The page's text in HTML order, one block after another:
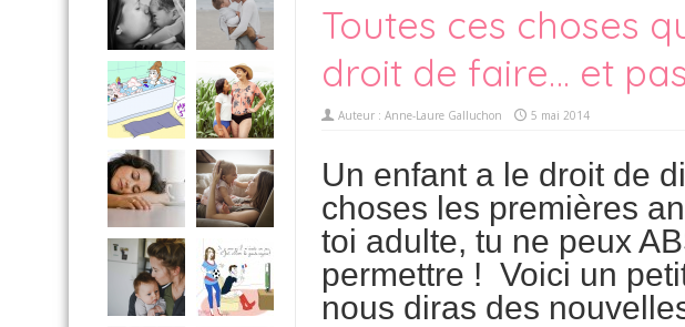
Toutes ces choses
droit de faire… et
Auteur : Anne-Laure Galluchon 5 mai 2014
Un enfant a le droit de
choses les premières
toi adulte, tu ne peux
permettre ! Voici un
nous diras des